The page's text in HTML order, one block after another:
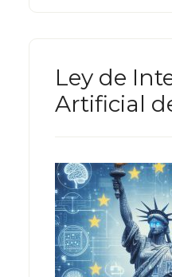
Ley de
Artificial